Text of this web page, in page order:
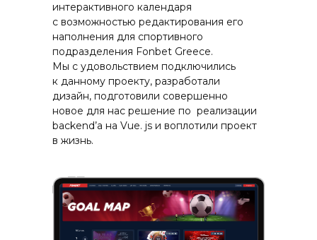
интерактивного календаря
с возможностью редактирования его
наполнения для спортивного
подразделения Fonbet Greece.
Мы с удовольствием подключились
к данному проекту, разработали
дизайн, подготовили совершенно
новое для нас решение по реализации
backend’a на Vue. js и воплотили проект
в жизнь.